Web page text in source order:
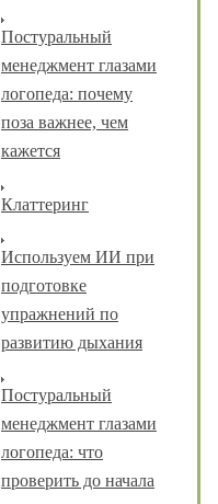
Постуральный
менеджмент глазами
логопеда: почему
поза важнее, чем
кажется
Клаттеринг
Используем ИИ при
подготовке
упражнений по
развитию дыхания
Постуральный
менеджмент глазами
логопеда: что
проверить до начала